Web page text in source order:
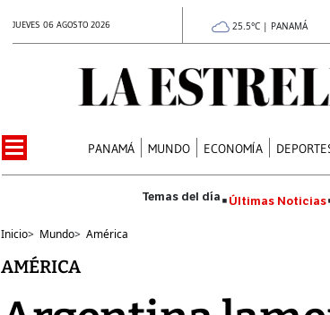
JUEVES 06 AGOSTO 2026 25.5°C | PANAMÁ
PANAMÁ MUNDO ECONOMÍA
Últimas Noticias
Inicio> Mundo> América
AMÉRICA